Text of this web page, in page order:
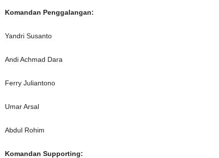
Komandan Penggalangan:
Yandri Susanto
Andi Achmad Dara
Ferry Juliantono
Umar Arsal
Abdul Rohim
Komandan Supporting: